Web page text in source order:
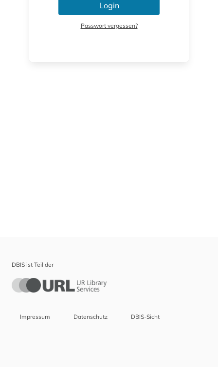
Login
Passwort vergessen?
DBIS ist Teil der
Impressum Datenschutz DBIS-Sicht